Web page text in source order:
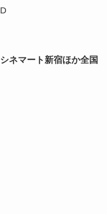
ネマート新宿ほか全国